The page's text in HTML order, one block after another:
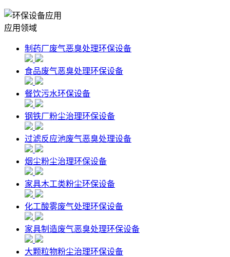
应用领域
制药厂废气恶臭处理环保设备
食品废气恶臭处理环保设备
餐饮污水环保设备
钢铁厂粉尘治理环保设备
过滤反应池废气恶臭处理设备
烟尘粉尘治理环保设备
家具木工类粉尘环保设备
化工酸雾废气处理环保设备
家具制造废气恶臭处理环保设备
大颗粒物粉尘治理环保设备